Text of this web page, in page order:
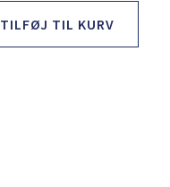
TILFØJ TIL KURV